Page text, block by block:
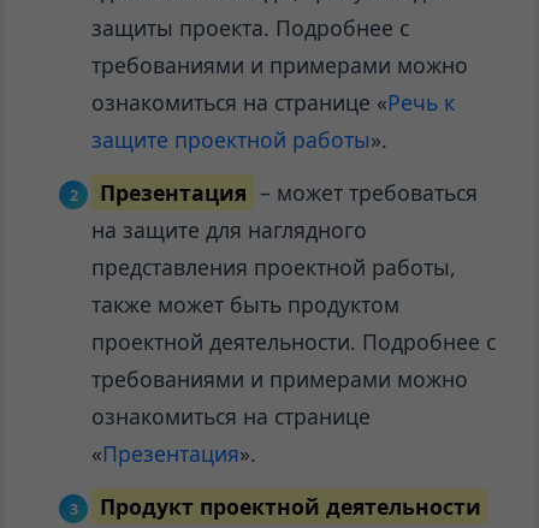
защиты проекта. Подробнее с
требованиями и примерами можно
ознакомиться на странице «Речь к
защите проектной работы».
Презентация – может требоваться
на защите для наглядного
представления проектной работы,
также может быть продуктом
проектной деятельности. Подробнее с
требованиями и примерами можно
ознакомиться на странице
«Презентация».
Продукт проектной деятельности